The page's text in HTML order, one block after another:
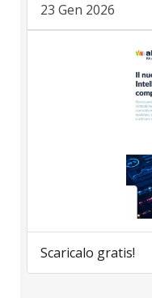
23 Gen 2026
Scaricalo gratis!